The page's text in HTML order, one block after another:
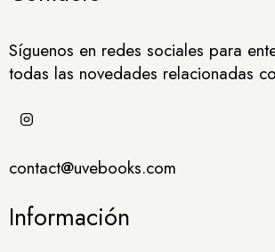
Síguenos en redes sociales para
todas las novedades relacionadas
contact@uvebooks.com
Información